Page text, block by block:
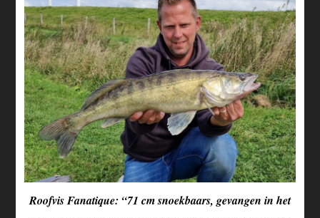
Roofvis Fanatique: “71 cm snoekbaars, gevangen in het